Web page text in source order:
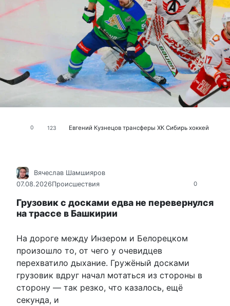
0 123 Евгений Кузнецов трансферы ХК Сибирь хоккей
0
Вячеслав Шамшияров
07.08.2026Происшествия
Грузовик с досками едва не перевернулся
на трассе в Башкирии
На дороге между Инзером и Белорецком
произошло то, от чего у очевидцев
перехватило дыхание. Гружёный досками
грузовик вдруг начал мотаться из стороны в
сторону — так резко, что казалось, ещё
секунда, и